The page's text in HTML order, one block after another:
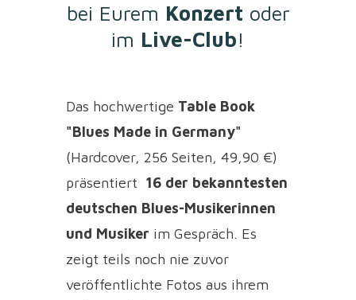
bei Eurem Konzert oder
im Live-Club!
Das hochwertige Table Book
"Blues Made in Germany"
(Hardcover, 256 Seiten, 49,90 €)
präsentiert 16 der bekanntesten
deutschen Blues-Musikerinnen
und Musiker im Gespräch. Es
zeigt teils noch nie zuvor
veröffentlichte Fotos aus ihrem